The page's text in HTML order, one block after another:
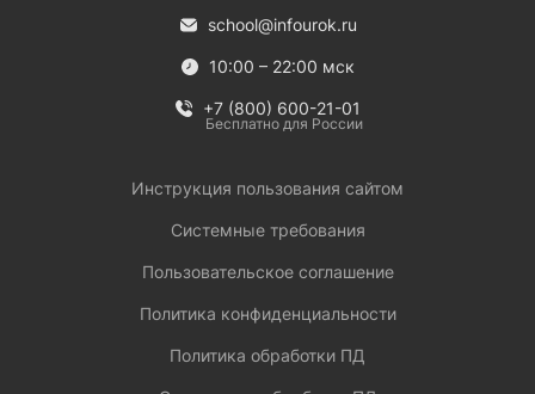
school@infourok.ru
10:00 – 22:00 мск
+7 (800) 600-21-01
Бесплатно для России
Инструкция пользования сайтом
Системные требования
Пользовательское соглашение
Политика конфиденциальности
Политика обработки ПД